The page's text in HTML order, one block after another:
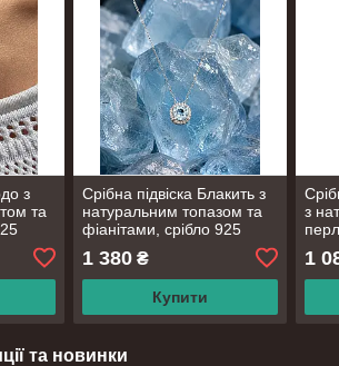
з
та
см
Срібна підвіска Блакить з
натуральним топазом та
фіанітами, срібло 925
проби, довжина 40+5 см
1 380₴
Купити
з
1
та новинки